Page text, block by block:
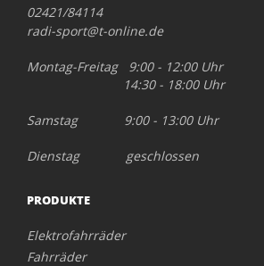
02421/84114
radi-sport@t-online.de
Montag-Freitag 9:00 - 12:00 Uhr
14:30 - 18:00 Uhr
Samstag 9:00 - 13:00 Uhr
Dienstag geschlossen
PRODUKTE
Elektrofahrräder
Fahrräder